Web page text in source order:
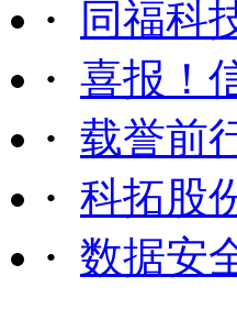
·
同福科
· 喜报！
· 载誉前
· 科拓股
· 数据安